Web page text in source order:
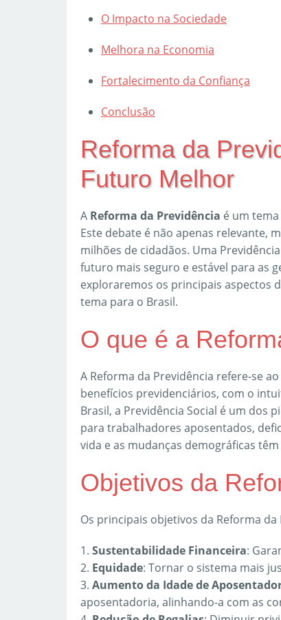
O Impacto na Sociedade
Melhora na Economia
Fortalecimento da Confiança
Conclusão
Reforma da
Futuro Melhor
A Reforma da Previdência é um
Este debate é não apenas relevante,
milhões de cidadãos. Uma
futuro mais seguro e estável para as
exploraremos os principais aspectos
tema para o Brasil.
O que é a
A Reforma da Previdência refere-se
benefícios previdenciários, com o
Brasil, a Previdência Social é um dos
para trabalhadores aposentados,
vida e as mudanças demográficas
Objetivos da
Os principais objetivos da Reforma
1. Sustentabilidade Financeira:
2. Equidade: Tornar o sistema mais
3. Aumento da Idade de
aposentadoria, alinhando-a com as